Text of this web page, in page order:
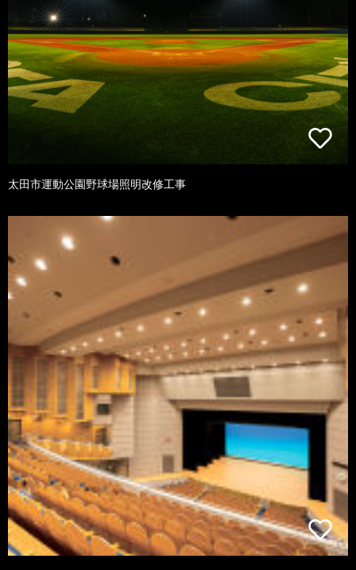
太田市運動公園野球場照明改修工事